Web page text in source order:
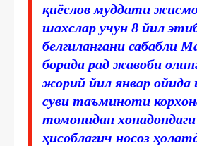
қиёслов муддати
шахслар учун 8 йил
белгилангани сабабли
борада рад жавоби
жорий йил январ ойида
суви таъминоти
томонидан хонадондаги
ҳисоблагич носоз